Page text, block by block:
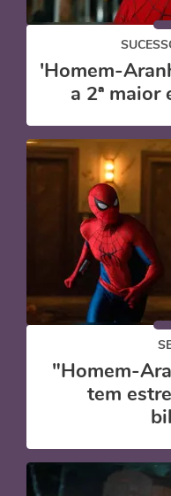
'Homem-
a 2ª maior
"Homem-
tem